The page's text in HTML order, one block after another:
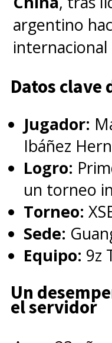
argentino
Datos
Jugador:
Ibáñez
Logro:
un torneo
Torneo:
Sede:
Equipo: 9z
Un
el servidor